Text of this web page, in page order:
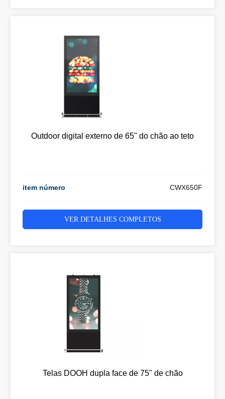
Outdoor digital externo de 65" do chão ao teto
item número CWX650F
VER DETALHES COMPLETOS
Telas DOOH dupla face de 75" de chão